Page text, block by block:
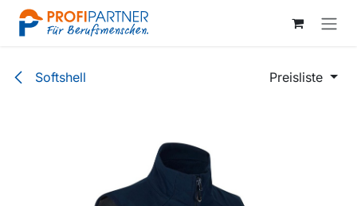
Zum Inhalt springen
Softshell Preisliste